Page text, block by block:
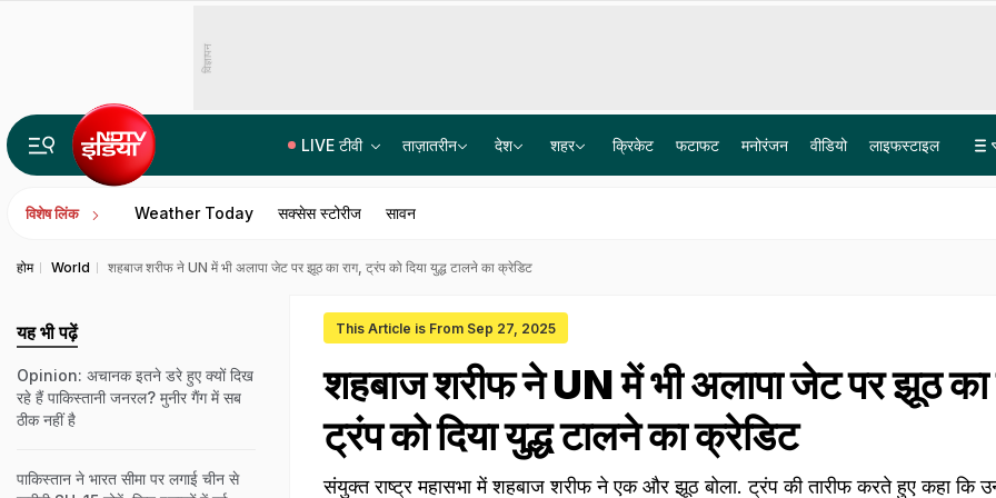
विज्ञापन
LIVE टीवी ताज़ातरीन देश शहर क्रिकेट फटाफट मनोरंजन वीडियो लाइफस्टाइल
विशेष लिंक Weather Today सक्सेस स्टोरीज सावन
होम World शहबाज शरीफ ने UN में भी अलापा जेट पर झूठ का राग, ट्रंप को दिया युद्ध टालने का क्रेडिट
This Article is From Sep 27, 2025
शहबाज शरीफ ने UN में भी अलापा जेट पर झूठ का
ट्रंप को दिया युद्ध टालने का क्रेडिट
संयुक्त राष्ट्र महासभा में शहबाज शरीफ ने एक और झूठ बोला. ट्रंप की तारीफ करते हुए कहा कि
यह भी पढ़ें
Opinion: अचानक इतने डरे हुए क्यों दिख
रहे हैं पाकिस्तानी जनरल? मुनीर गैंग में सब
ठीक नहीं है
पाकिस्तान ने भारत सीमा पर लगाई चीन से